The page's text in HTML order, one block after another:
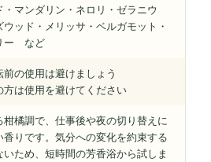
・マンダリン・ネロリ・ゼラニウ
ウッド・メリッサ・ベルガモット・
ー など
前の使用は避けましょう
方は使用を避けてください
柑橘調で、仕事後や夜の切り替えに
香りです。気分への変化を約束する
いため、短時間の芳香浴から試しま